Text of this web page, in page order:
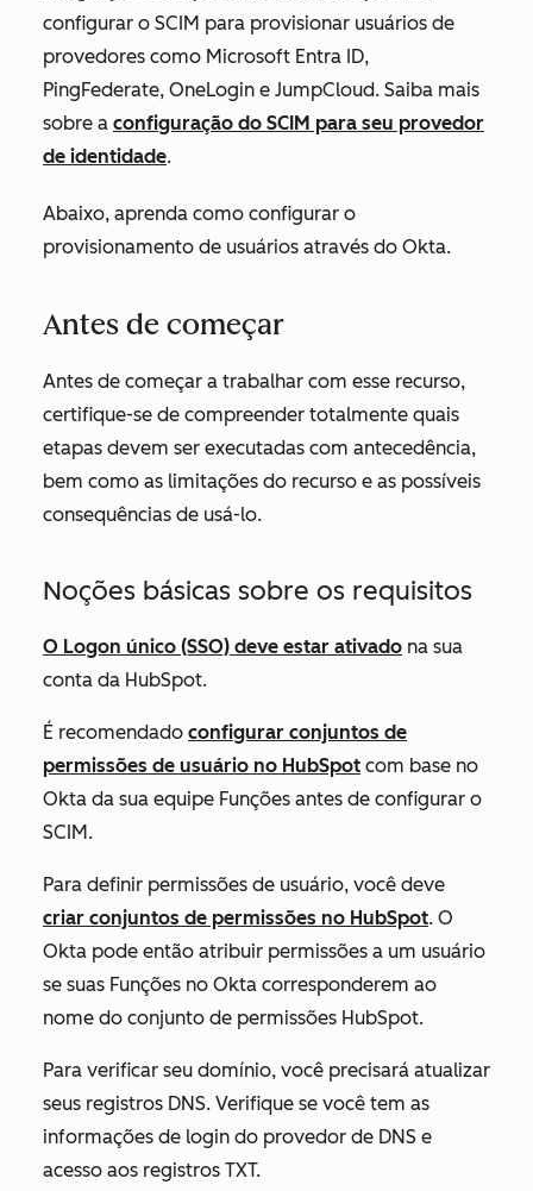
configurar o SCIM para provisionar usuários de
provedores como Microsoft Entra ID,
PingFederate, OneLogin e JumpCloud. Saiba mais
sobre a configuração do SCIM para seu provedor
de identidade.
Abaixo, aprenda como configurar o
provisionamento de usuários através do Okta.
Antes de começar
Antes de começar a trabalhar com esse recurso,
certifique-se de compreender totalmente quais
etapas devem ser executadas com antecedência,
bem como as limitações do recurso e as possíveis
consequências de usá-lo.
Noções básicas sobre os requisitos
O Logon único (SSO) deve estar ativado na sua
conta da HubSpot.
É recomendado configurar conjuntos de
permissões de usuário no HubSpot com base no
Okta da sua equipe Funções antes de configurar o
SCIM.
Para definir permissões de usuário, você deve
criar conjuntos de permissões no HubSpot. O
Okta pode então atribuir permissões a um usuário
se suas Funções no Okta corresponderem ao
nome do conjunto de permissões HubSpot.
Para verificar seu domínio, você precisará atualizar
seus registros DNS. Verifique se você tem as
informações de login do provedor de DNS e
acesso aos registros TXT.